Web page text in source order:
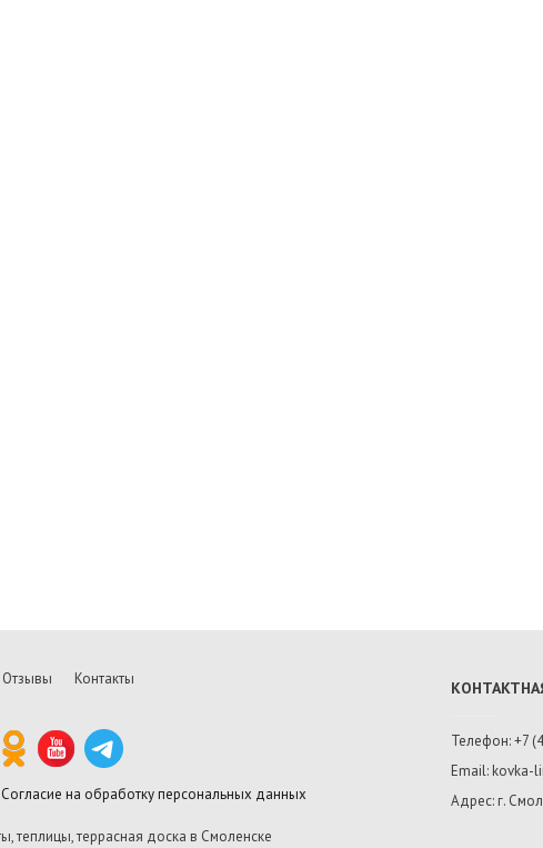
Отзывы Контакты
Согласие на обработку персональных данных
теплицы, террасная доска в Смоленске
Телефон: +7
Email: kovka-
Адрес: г.